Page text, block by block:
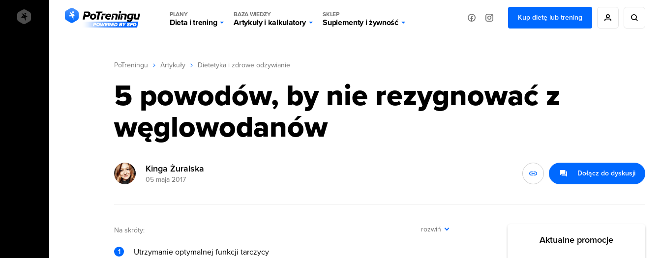
PLANY
Dieta i trening
BAZA WIEDZY
Artykuły i kalkulatory
SKLEP
Suplementy i żywność
Kup dietę lub trening
PoTreningu Artykuły Dietetyka i zdrowe odżywianie
5 powodów, by nie rezygnować z
węglowodanów
Kinga Żuralska
05 maja 2017
Dołącz do dyskusji
Na skróty: rozwiń
Utrzymanie optymalnej funkcji tarczycy
Aktualne promocje